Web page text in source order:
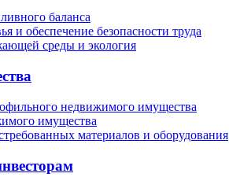
баланса
и обеспечение безопасности труда
среды и экология
недвижимого имущества
имущества
материалов и оборудования